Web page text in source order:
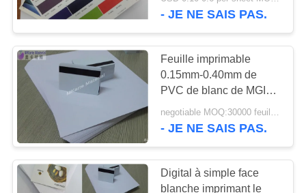
- JE NE SAIS PAS.
Feuille imprimable
0.15mm-0.40mm de
PVC de blanc de MGI
Digital avec la force de
pipi forte
negotiable MOQ:30000 feuilles ou 2 tonnes
- JE NE SAIS PAS.
Digital à simple face
blanche imprimant le